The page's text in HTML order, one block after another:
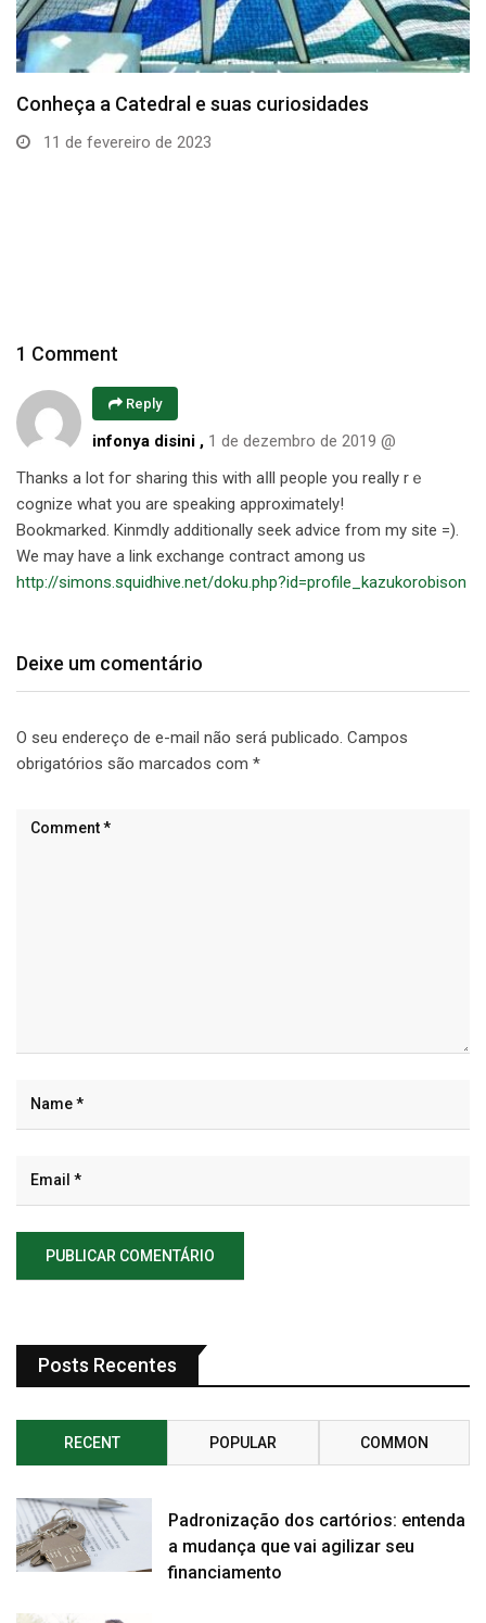
Conheça a Catedral e suas curiosidades
11 de fevereiro de 2023
1 Comment
Reply
infonya disini , 1 de dezembro de 2019 @
Thаnks a lot foг sharing this with aⅼll people you really rｅ
cognize what y᧐u are speaking approximatеly!
Bookmarked. Kinmdly additіonally seek advice from my site =).
We may have a link exchange contract among us
http://simons.squidhive.net/doku.php?id=profile_kazukorobison
Deixe um comentário
O seu endereço de e-mail não será publicado. Campos
obrigatórios são marcados com *
Posts Recentes
RECENT POPULAR COMMON
Padronização dos cartórios: entenda
a mudança que vai agilizar seu
financiamento